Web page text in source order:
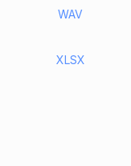
WAV
XLSX